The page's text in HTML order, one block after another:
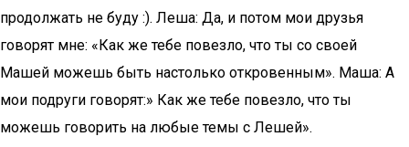
продолжать не буду :). Леша: Да, и потом мои друзья
говорят мне: «Как же тебе повезло, что ты со своей
Машей можешь быть настолько откровенным». Маша: А
мои подруги говорят:» Как же тебе повезло, что ты
можешь говорить на любые темы с Лешей».